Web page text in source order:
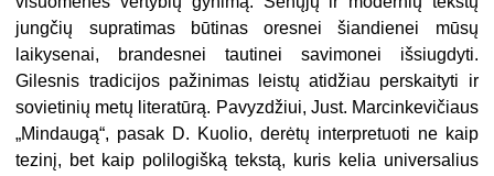
jungčių supratimas būtinas oresnei šiandienei mūsų
laikysenai, brandesnei tautinei savimonei išsiugdyti.
Gilesnis tradicijos pažinimas leistų atidžiau perskaityti ir
sovietinių metų literatūrą. Pavyzdžiui, Just. Marcinkevičiaus
„Mindaugą“, pasak D. Kuolio, derėtų interpretuoti ne kaip
tezinį, bet kaip polilogišką tekstą, kuris kelia universalius